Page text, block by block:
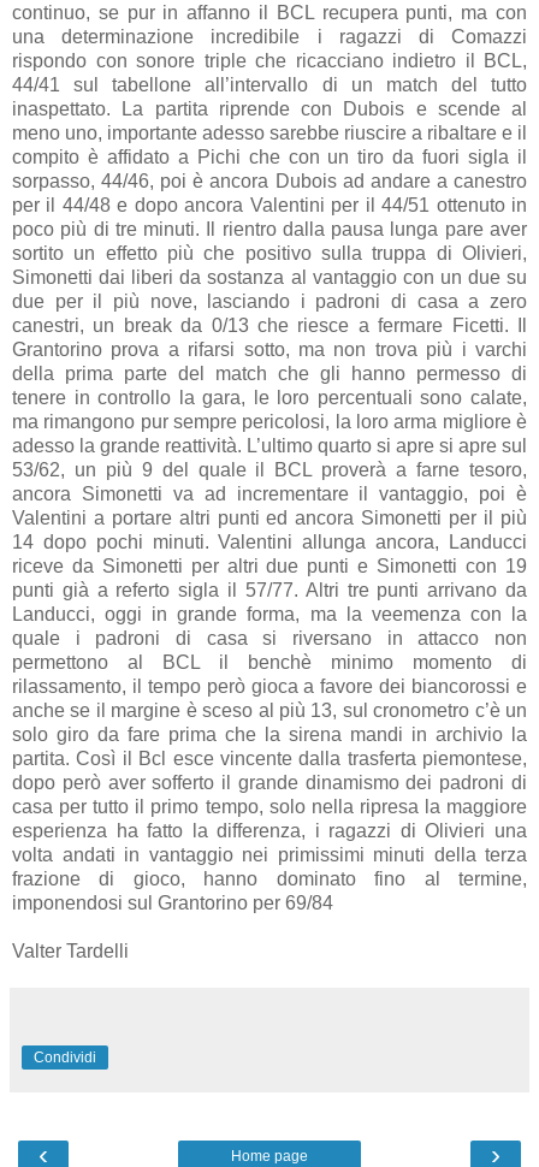
continuo, se pur in affanno il BCL recupera punti, ma con
una determinazione incredibile i ragazzi di Comazzi
rispondo con sonore triple che ricacciano indietro il BCL,
44/41 sul tabellone all’intervallo di un match del tutto
inaspettato. La partita riprende con Dubois e scende al
meno uno, importante adesso sarebbe riuscire a ribaltare e il
compito è affidato a Pichi che con un tiro da fuori sigla il
sorpasso, 44/46, poi è ancora Dubois ad andare a canestro
per il 44/48 e dopo ancora Valentini per il 44/51 ottenuto in
poco più di tre minuti. Il rientro dalla pausa lunga pare aver
sortito un effetto più che positivo sulla truppa di Olivieri,
Simonetti dai liberi da sostanza al vantaggio con un due su
due per il più nove, lasciando i padroni di casa a zero
canestri, un break da 0/13 che riesce a fermare Ficetti. Il
Grantorino prova a rifarsi sotto, ma non trova più i varchi
della prima parte del match che gli hanno permesso di
tenere in controllo la gara, le loro percentuali sono calate,
ma rimangono pur sempre pericolosi, la loro arma migliore è
adesso la grande reattività. L’ultimo quarto si apre si apre sul
53/62, un più 9 del quale il BCL proverà a farne tesoro,
ancora Simonetti va ad incrementare il vantaggio, poi è
Valentini a portare altri punti ed ancora Simonetti per il più
14 dopo pochi minuti. Valentini allunga ancora, Landucci
riceve da Simonetti per altri due punti e Simonetti con 19
punti già a referto sigla il 57/77. Altri tre punti arrivano da
Landucci, oggi in grande forma, ma la veemenza con la
quale i padroni di casa si riversano in attacco non
permettono al BCL il benchè minimo momento di
rilassamento, il tempo però gioca a favore dei biancorossi e
anche se il margine è sceso al più 13, sul cronometro c’è un
solo giro da fare prima che la sirena mandi in archivio la
partita. Così il Bcl esce vincente dalla trasferta piemontese,
dopo però aver sofferto il grande dinamismo dei padroni di
casa per tutto il primo tempo, solo nella ripresa la maggiore
esperienza ha fatto la differenza, i ragazzi di Olivieri una
volta andati in vantaggio nei primissimi minuti della terza
frazione di gioco, hanno dominato fino al termine,
imponendosi sul Grantorino per 69/84
Valter Tardelli
Condividi
‹ ›
Home page